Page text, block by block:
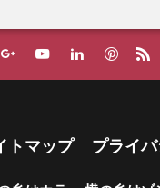
トマップ プライ